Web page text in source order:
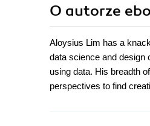
O autorze
Aloysius Lim has a
data science and design
using data. His breadth
perspectives to find